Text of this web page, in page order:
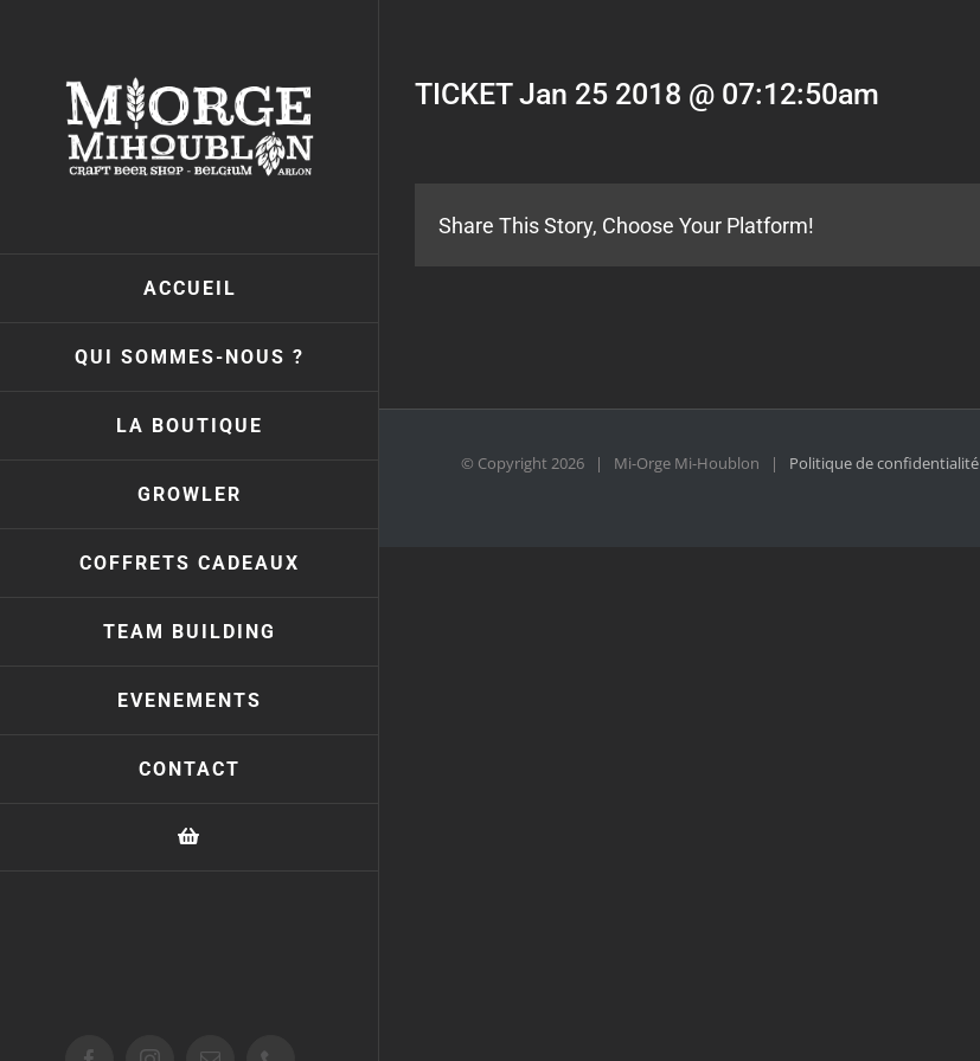
ACCUEIL
QUI SOMMES-NOUS ?
LA BOUTIQUE
GROWLER
COFFRETS CADEAUX
TEAM BUILDING
EVENEMENTS
CONTACT
TICKET Jan 25 2018 @ 07:12:50am
Share This Story, Choose Your Platform!
© Copyright2026 | Mi-Orge Mi-Houblon | Politique de confidentialité